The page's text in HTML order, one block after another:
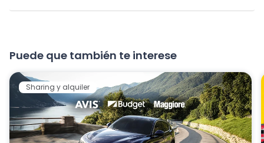
Puede que también te interese
Sharing y alquiler